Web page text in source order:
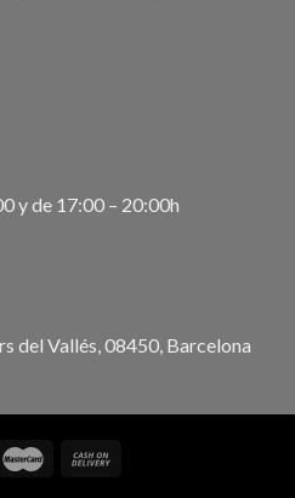
y de 17:00 – 20:00h
del Vallés, 08450, Barcelona